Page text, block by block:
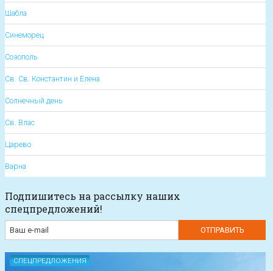
Шабла
Синеморец
Созополь
Св. Св. Константин и Елена
Солнечный день
Св. Влас
Царево
Варна
Подпишитесь на рассылку наших
спецпредложений!
СПЕЦПРЕДЛОЖЕНИЯ